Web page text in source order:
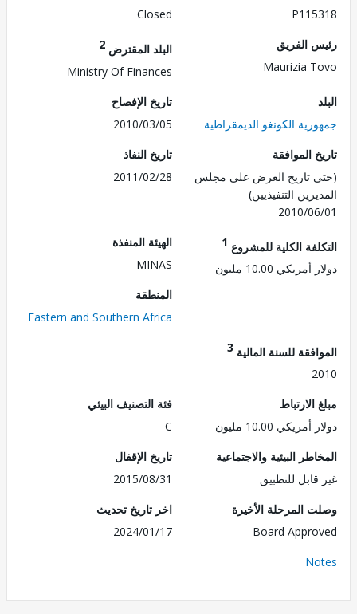
الفريق
Maurizia
البلد المقترض
Ministry Of Finances
الكونغو الديمقراطية
تاريخ الإفصاح
2010/03/05
الموافقة
تاريخ العرض على مجلس
التنفيذيين)
2010/
تاريخ النفاذ
2011/02/28
الكلية للمشروع1
10.00 مليون
الهيئة المنفذة
Eastern and Southern Africa
للسنة المالية3
10.00 مليون
فئة التصنيف البيئي
البيئية والاجتماعية
للتطبيق
تاريخ الإقفال
2015/08/31
المرحلة الأخيرة
Board
اخر تاريخ تحديث
2024/01/17